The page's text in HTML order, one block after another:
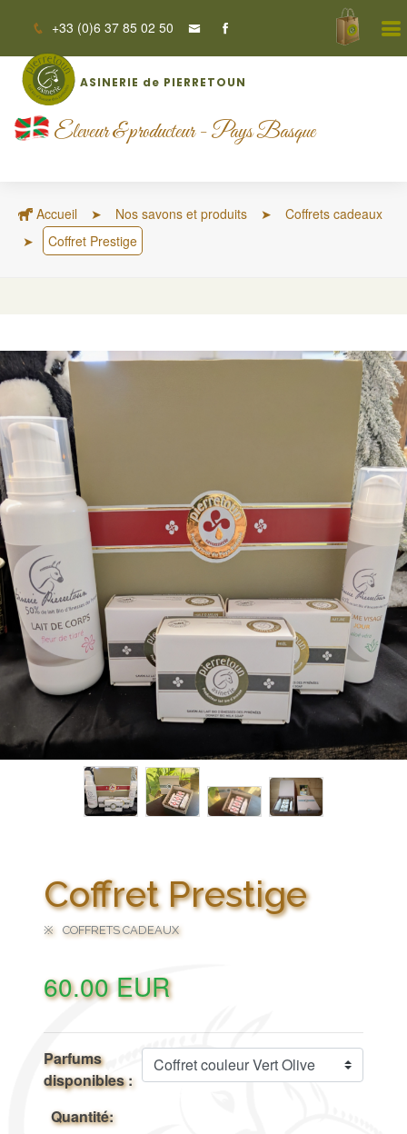
+33 (0)6 37 85 02 50
ASINERIE de PIERRETOUN
Eleveur & producteur - Pays Basque
Accueil Nos savons et produits
Coffrets cadeaux
Coffret Prestige
Coffret Prestige
COFFRETS CADEAUX
60.00 EUR
Parfums
disponibles :
Quantité: